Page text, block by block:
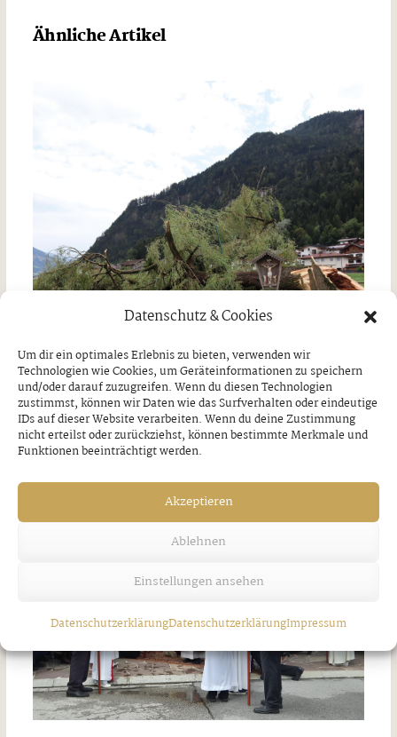
Datenschutz & Cookies
Um dir ein optimales Erlebnis zu bieten, verwenden wir
Technologien wie Cookies, um Geräteinformationen zu speichern
und/oder darauf zuzugreifen. Wenn du diesen Technologien
zustimmst, können wir Daten wie das Surfverhalten oder eindeutige
IDs auf dieser Website verarbeiten. Wenn du deine Zustimmung
nicht erteilst oder zurückziehst, können bestimmte Merkmale und
Funktionen beeinträchtigt werden.
Akzeptieren
Ablehnen
Einstellungen ansehen
DatenschutzerklärungDatenschutzerklärungImpressum
Ähnliche Artikel
Unwetter über Strass
Freitag, 7. August 2026